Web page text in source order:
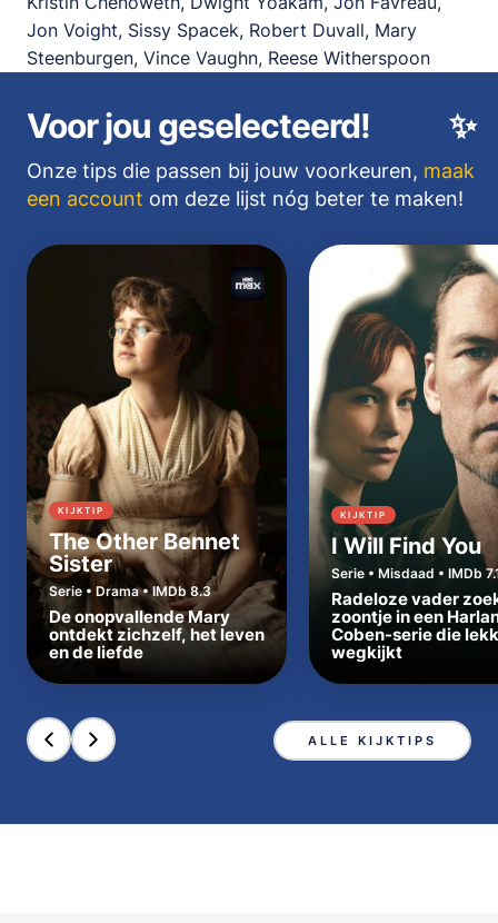
Jon Voight, Sissy Spacek, Robert Duvall, Mary
Steenburgen, Vince Vaughn, Reese Witherspoon
✨
Voor jou geselecteerd!
Onze tips die passen bij jouw voorkeuren, maak
een account om deze lijst nóg beter te maken!
KIJKTIP
The Other Bennet
Sister
Serie • Drama • IMDb 8.3
De onopvallende Mary
ontdekt zichzelf, het leven
en de liefde
KIJKTIP
I Will Find You
Serie • Misdaad • IMDb
Radeloze vader
zoontje in een
Coben-serie die
wegkijkt
ALLE KIJKTIPS